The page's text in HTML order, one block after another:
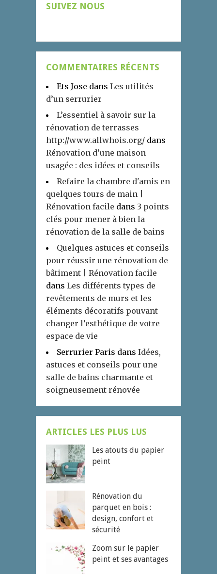
SUIVEZ NOUS
COMMENTAIRES RÉCENTS
Ets Jose dans Les utilités
d’un serrurier
L’essentiel à savoir sur la
rénovation de terrasses
http://www.allwhois.org/ dans
Rénovation d’une maison
usagée : des idées et conseils
Refaire la chambre d'amis en
quelques tours de main |
Rénovation facile dans 3 points
clés pour mener à bien la
rénovation de la salle de bains
Quelques astuces et conseils
pour réussir une rénovation de
bâtiment | Rénovation facile
dans Les différents types de
revêtements de murs et les
éléments décoratifs pouvant
changer l’esthétique de votre
espace de vie
Serrurier Paris dans Idées,
astuces et conseils pour une
salle de bains charmante et
soigneusement rénovée
ARTICLES LES PLUS LUS
Les atouts du papier
peint
Rénovation du
parquet en bois :
design, confort et
sécurité
Zoom sur le papier
peint et ses avantages